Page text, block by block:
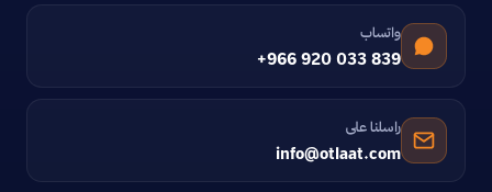
واتساب
+966 920 033 839
راسلنا على
info@otlaat.com